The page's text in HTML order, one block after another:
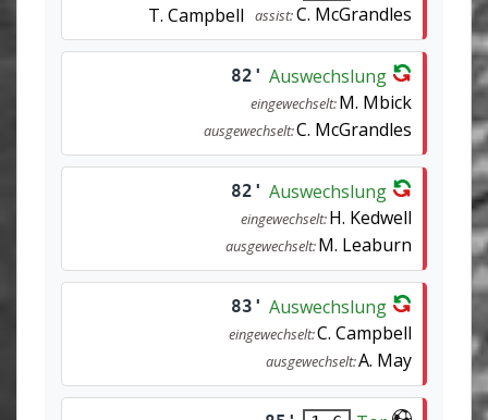
T. Campbell
assist:C. McGrandles
82' Auswechslung
eingewechselt:M. Mbick
ausgewechselt:C. McGrandles
82' Auswechslung
eingewechselt:H. Kedwell
ausgewechselt:M. Leaburn
83' Auswechslung
eingewechselt:C. Campbell
ausgewechselt:A. May